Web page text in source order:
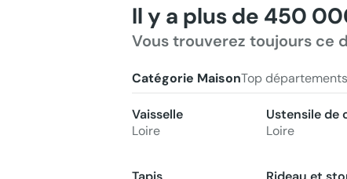
Il y a plus de 450
Vous trouverez toujours ce
Catégorie MaisonTop départements
Vaisselle
Loire
Ustensile de
Loire